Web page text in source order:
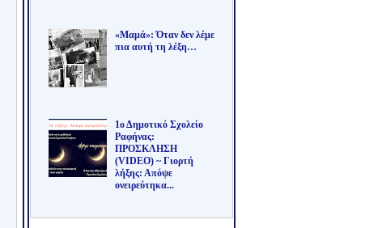
«Μαμά»: Όταν δεν λέμε
πια αυτή τη λέξη…
1ο Δημοτικό Σχολείο
Ραφήνας:
ΠΡΟΣΚΛΗΣΗ
(VIDEO) ~ Γιορτή
λήξης: Απόψε
ονειρεύτηκα...